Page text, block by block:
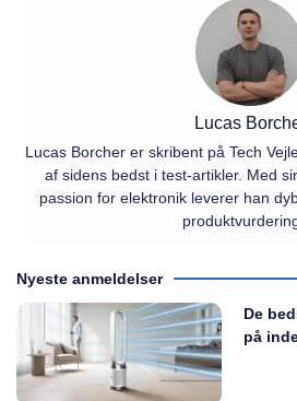
Lucas
Lucas Borcher er skribent på Tech
af sidens bedst i test-artikler. Med
passion for elektronik leverer han
Nyeste anmeldelser
De
på